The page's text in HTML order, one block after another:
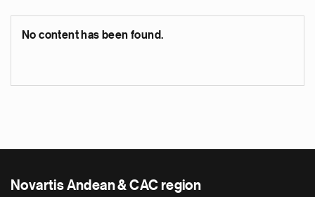
No content has been found.
Novartis Andean & CAC region